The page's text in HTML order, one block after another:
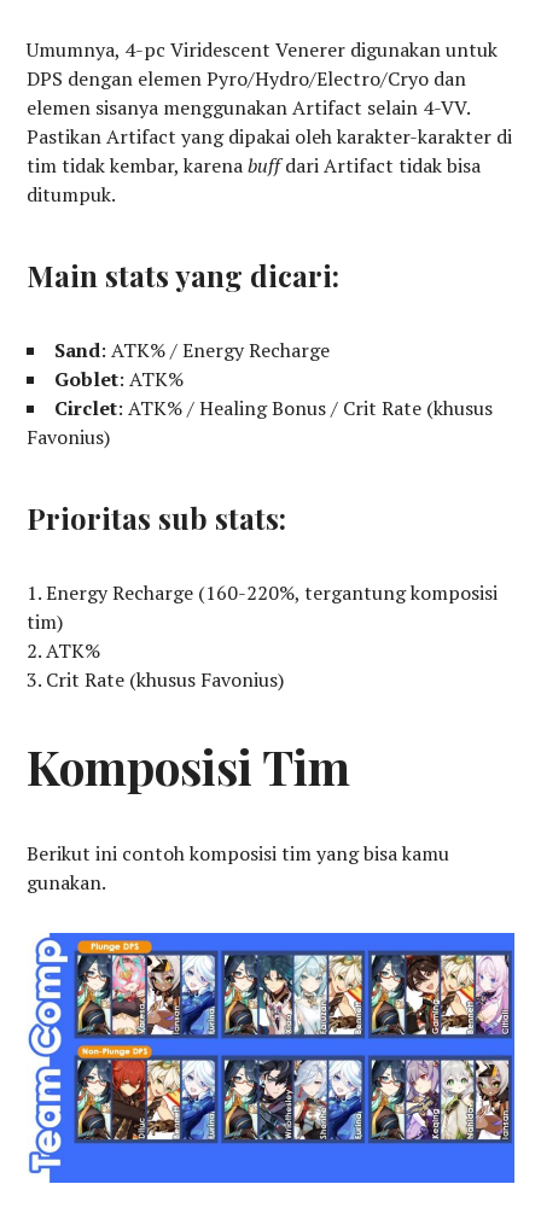
Umumnya, 4-pc Viridescent Venerer digunakan untuk
DPS dengan elemen Pyro/Hydro/Electro/Cryo dan
elemen sisanya menggunakan Artifact selain 4-VV.
Pastikan Artifact yang dipakai oleh karakter-karakter di
tim tidak kembar, karenabuffdari Artifact tidak bisa
ditumpuk.
Main stats yang dicari:
Sand: ATK% / Energy Recharge
Goblet: ATK%
Circlet: ATK% / Healing Bonus / Crit Rate (khusus
Favonius)
Prioritas sub stats:
Energy Recharge (160-220%, tergantung komposisi
tim)
ATK%
Crit Rate (khusus Favonius)
Komposisi Tim
Berikut ini contoh komposisi tim yang bisa kamu
gunakan.